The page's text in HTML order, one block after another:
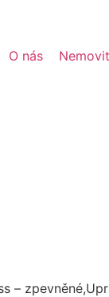
O nás
–